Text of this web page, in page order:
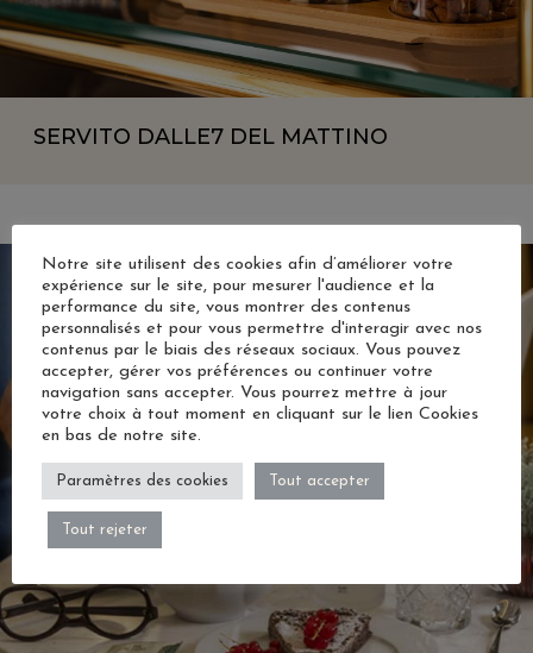
SERVITO DALLE7 DEL MATTINO
Notre site utilisent des cookies afin d’améliorer votre
expérience sur le site, pour mesurer l'audience et la
performance du site, vous montrer des contenus
personnalisés et pour vous permettre d'interagir avec nos
contenus par le biais des réseaux sociaux. Vous pouvez
accepter, gérer vos préférences ou continuer votre
navigation sans accepter. Vous pourrez mettre à jour
votre choix à tout moment en cliquant sur le lien Cookies
en bas de notre site.
Paramètres des cookies Tout accepter
Tout rejeter